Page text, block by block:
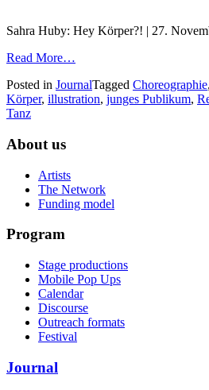
Sahra Huby: Hey Körper?! | 27.
Read More…
like
a
Posted in JournalTagged Choreographie,
Körper, illustration, junges Publikum,
Tanz
About us
Artists
The Network
Funding model
Program
Stage productions
Mobile Pop Ups
Calendar
Discourse
Outreach formats
Festival
Journal